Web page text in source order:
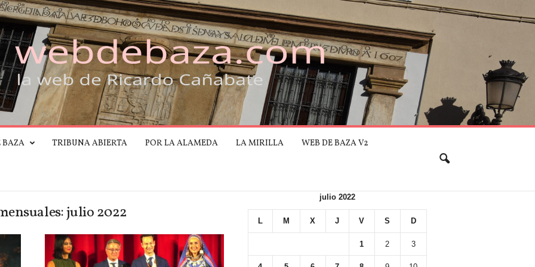
BAZA TRIBUNA ABIERTA POR LA ALAMEDA LA MIRILLA WEB DE BAZA V2
julio 2022
julio 2022
L M X J V S D
1 2 3